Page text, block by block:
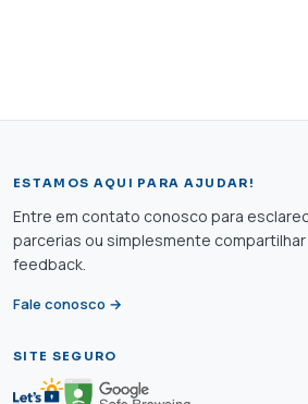
ESTAMOS AQUI PARA AJUDAR!
Entre em contato conosco para
parcerias ou simplesmente
feedback.
Fale conosco →
SITE SEGURO